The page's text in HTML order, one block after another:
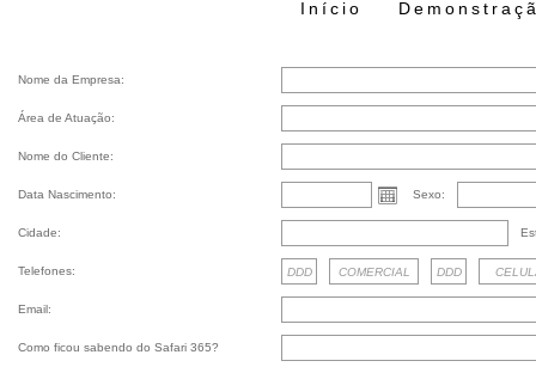
Início
Nome da Empresa:
Área de Atuação:
Nome do Cliente:
Data Nascimento: Sexo:
Cidade:
Telefones:
Email:
Como ficou sabendo do Safari 365?